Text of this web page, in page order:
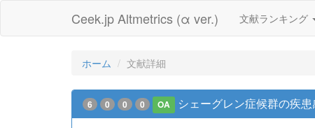
Ceek.jp Altmetrics (α ver.) 文献ランキング
ホーム 文献詳細
6 0 0 0 OA シェーグレン症候群の疾